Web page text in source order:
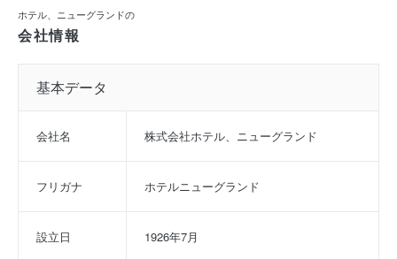
ホテル、ニューグランドの
会社情報
基本データ
会社名 株式会社ホテル、ニューグランド
フリガナ ホテルニューグランド
設立日 1926年7月